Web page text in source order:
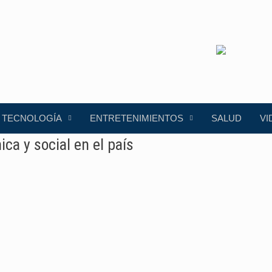
TECNOLOGÍA ENTRETENIMIENTOS SALUD
y social en el país